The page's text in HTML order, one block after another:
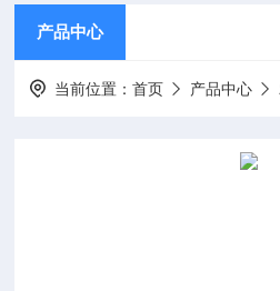
产品中心
当前位置：首页 产品中心